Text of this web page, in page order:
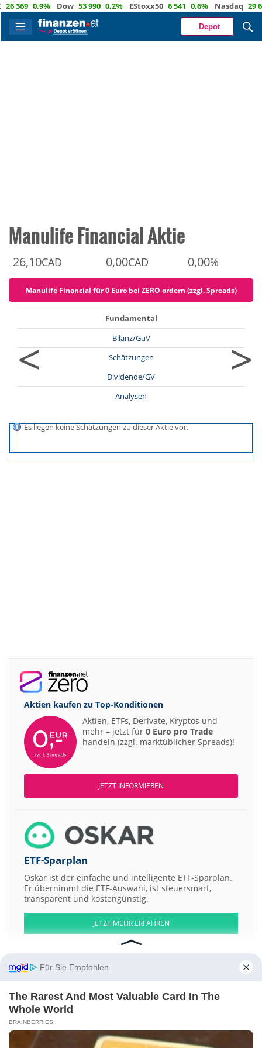
369 0,9% Dow 53 990 0,2% EStoxx50 6 541 0,6% Nasdaq 29 666
Depot
Manulife Financial Aktie
26,10CAD 0,00CAD 0,00%
Manulife Financial für 0 Euro bei ZERO ordern (zzgl. Spreads)
<
Fundamental
Bilanz/GuV
Schätzungen
Dividende/GV
Analysen
>
Es liegen keine Schätzungen zu dieser Aktie vor.
Aktien kaufen zu Top-Konditionen
Aktien, ETFs, Derivate, Kryptos und
mehr – jetzt für 0 Euro pro Trade
handeln (zzgl. marktüblicher Spreads)!
JETZT INFORMIEREN
ETF-Sparplan
Oskar ist der einfache und intelligente ETF-Sparplan.
Er übernimmt die ETF-Auswahl, ist steuersmart,
transparent und kostengünstig.
JETZT MEHR ERFAHREN
Aktien ATX DAX EuroStoxx 50 Dow Jones NASDAQ 100 Nikkei 225
S&P 500
RainEarth
Platinum Properties Group
2013 1
Entergy gulf State Louisiana LLC 8.25% a Hutchison Port
Für Sie Empfohlen
The Rarest And Most Valuable Card In The
Whole World
BRAINBERRIES